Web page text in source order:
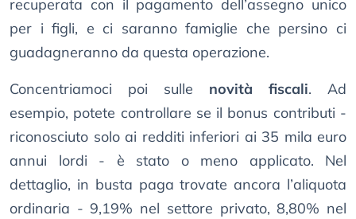
recuperata con il pagamento dell’assegno unico
per i figli, e ci saranno famiglie che persino ci
guadagneranno da questa operazione.
Concentriamoci poi sulle novità fiscali. Ad
esempio, potete controllare se il bonus contributi -
riconosciuto solo ai redditi inferiori ai 35 mila euro
annui lordi - è stato o meno applicato. Nel
dettaglio, in busta paga trovate ancora l’aliquota
ordinaria - 9,19% nel settore privato, 8,80% nel